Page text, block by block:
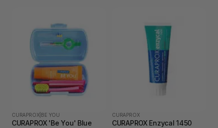
CURAPROX BE YOU
CURAPROX 'Be You' Blue
CURAPROX
CURAPROX Enzycal 1450